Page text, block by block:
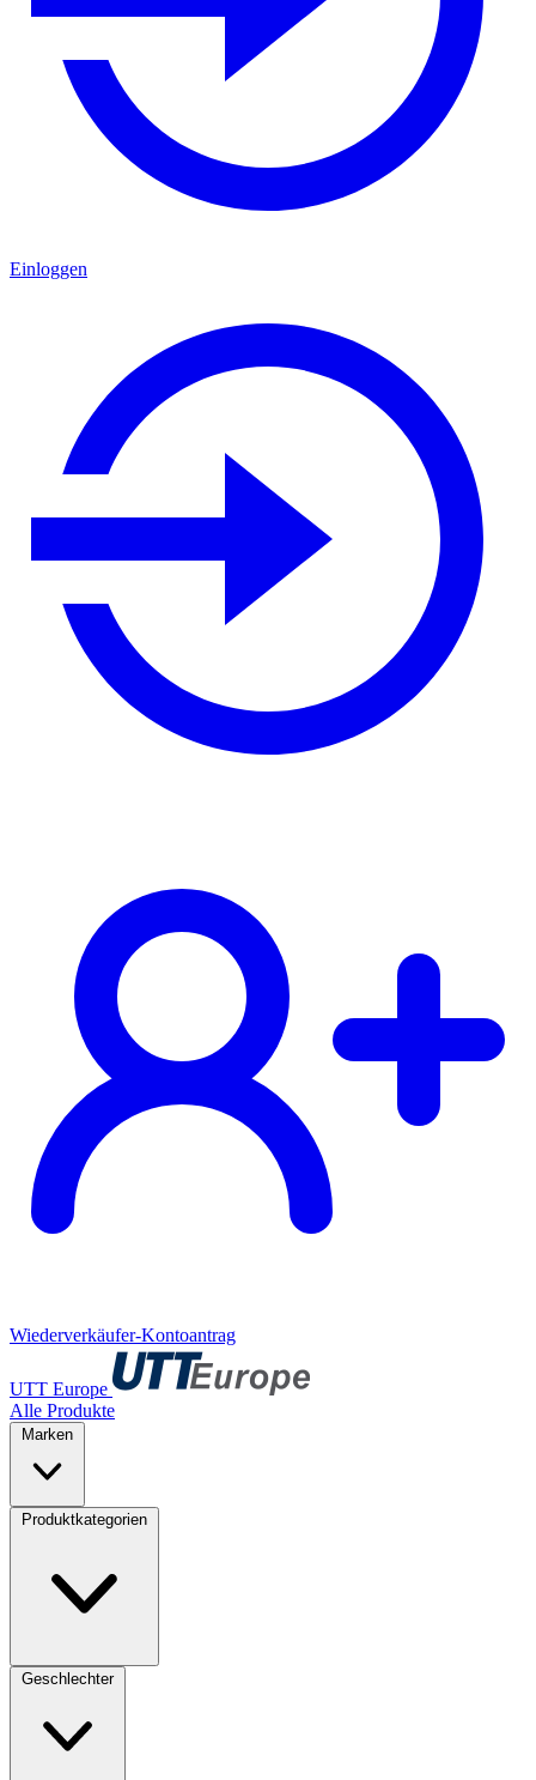
Einloggen
Wiederverkäufer-Kontoantrag
UTT Europe
Alle Produkte
Marken
Produktkategorien
Geschlechter